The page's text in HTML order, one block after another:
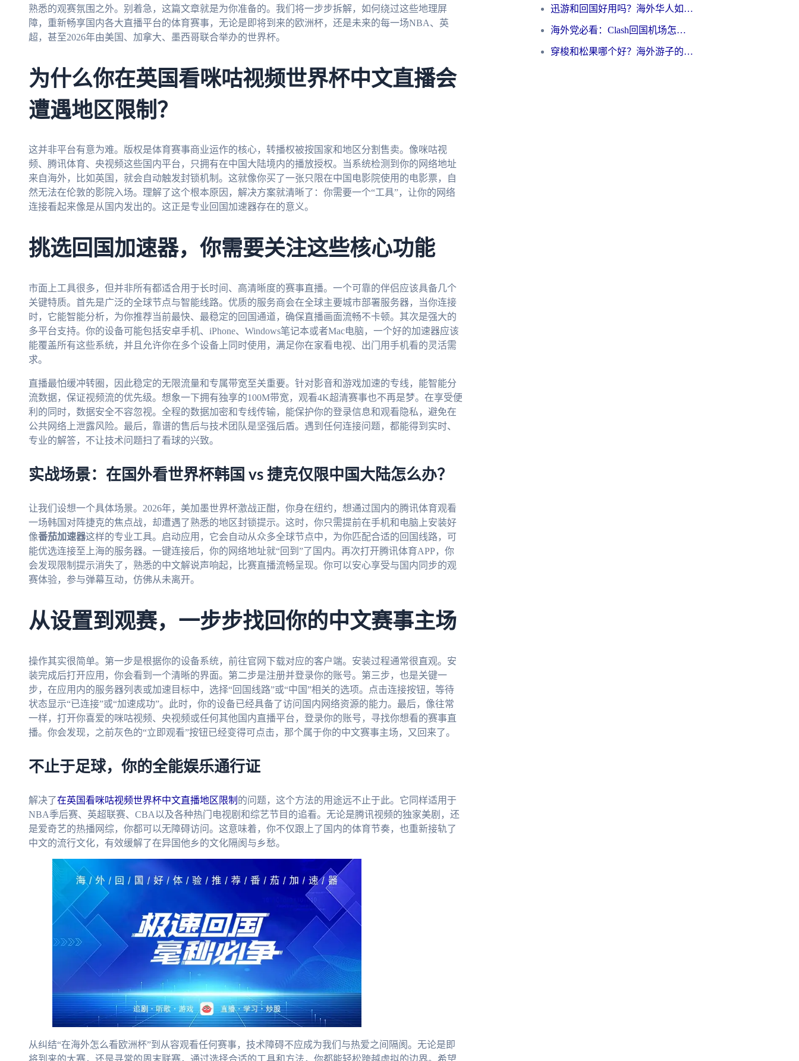
熟悉的观赛氛围之外。别着急，这篇文章就是为你准备的。我们将一步步拆解，如何绕过这些地理屏
障，重新畅享国内各大直播平台的体育赛事，无论是即将到来的欧洲杯，还是未来的每一场NBA、英
超，甚至2026年由美国、加拿大、墨西哥联合举办的世界杯。
为什么你在英国看咪咕视频世界杯中文直播会
遭遇地区限制？
这并非平台有意为难。版权是体育赛事商业运作的核心，转播权被按国家和地区分割售卖。像咪咕视
频、腾讯体育、央视频这些国内平台，只拥有在中国大陆境内的播放授权。当系统检测到你的网络地址
来自海外，比如英国，就会自动触发封锁机制。这就像你买了一张只限在中国电影院使用的电影票，自
然无法在伦敦的影院入场。理解了这个根本原因，解决方案就清晰了：你需要一个“工具”，让你的网络
连接看起来像是从国内发出的。这正是专业回国加速器存在的意义。
挑选回国加速器，你需要关注这些核心功能
市面上工具很多，但并非所有都适合用于长时间、高清晰度的赛事直播。一个可靠的伴侣应该具备几个
关键特质。首先是广泛的全球节点与智能线路。优质的服务商会在全球主要城市部署服务器，当你连接
时，它能智能分析，为你推荐当前最快、最稳定的回国通道，确保直播画面流畅不卡顿。其次是强大的
多平台支持。你的设备可能包括安卓手机、iPhone、Windows笔记本或者Mac电脑，一个好的加速器应该
能覆盖所有这些系统，并且允许你在多个设备上同时使用，满足你在家看电视、出门用手机看的灵活需
求。
直播最怕缓冲转圈，因此稳定的无限流量和专属带宽至关重要。针对影音和游戏加速的专线，能智能分
流数据，保证视频流的优先级。想象一下拥有独享的100M带宽，观看4K超清赛事也不再是梦。在享受便
利的同时，数据安全不容忽视。全程的数据加密和专线传输，能保护你的登录信息和观看隐私，避免在
公共网络上泄露风险。最后，靠谱的售后与技术团队是坚强后盾。遇到任何连接问题，都能得到实时、
专业的解答，不让技术问题扫了看球的兴致。
实战场景：在国外看世界杯韩国 vs 捷克仅限中国大陆怎么办？
让我们设想一个具体场景。2026年，美加墨世界杯激战正酣，你身在纽约，想通过国内的腾讯体育观看
一场韩国对阵捷克的焦点战，却遭遇了熟悉的地区封锁提示。这时，你只需提前在手机和电脑上安装好
像番茄加速器这样的专业工具。启动应用，它会自动从众多全球节点中，为你匹配合适的回国线路，可
能优选连接至上海的服务器。一键连接后，你的网络地址就“回到”了国内。再次打开腾讯体育APP，你
会发现限制提示消失了，熟悉的中文解说声响起，比赛直播流畅呈现。你可以安心享受与国内同步的观
赛体验，参与弹幕互动，仿佛从未离开。
从设置到观赛，一步步找回你的中文赛事主场
操作其实很简单。第一步是根据你的设备系统，前往官网下载对应的客户端。安装过程通常很直观。安
装完成后打开应用，你会看到一个清晰的界面。第二步是注册并登录你的账号。第三步，也是关键一
步，在应用内的服务器列表或加速目标中，选择“回国线路”或“中国”相关的选项。点击连接按钮，等待
状态显示“已连接”或“加速成功”。此时，你的设备已经具备了访问国内网络资源的能力。最后，像往常
一样，打开你喜爱的咪咕视频、央视频或任何其他国内直播平台，登录你的账号，寻找你想看的赛事直
播。你会发现，之前灰色的“立即观看”按钮已经变得可点击，那个属于你的中文赛事主场，又回来了。
不止于足球，你的全能娱乐通行证
解决了在英国看咪咕视频世界杯中文直播地区限制 的问题，这个方法的用途远不止于此。它同样适用于
NBA季后赛、英超联赛、CBA以及各种热门电视剧和综艺节目的追看。无论是腾讯视频的独家美剧，还
是爱奇艺的热播网综，你都可以无障碍访问。这意味着，你不仅跟上了国内的体育节奏，也重新接轨了
中文的流行文化，有效缓解了在异国他乡的文化隔阂与乡愁。
从纠结“在海外怎么看欧洲杯”到从容观看任何赛事，技术障碍不应成为我们与热爱之间隔阂。无论是即
迅游和回国好用吗？海外华人如何选择靠谱的回国加速器
海外党必看：Clash回国机场怎么选？一篇搞定无缝访问国内资源的全攻略
穿梭和松果哪个好？海外游子的数字归乡路，到底该怎么选